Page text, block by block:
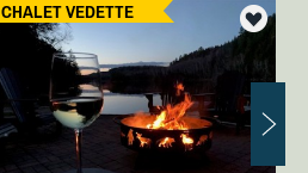
CHALET VEDETTE